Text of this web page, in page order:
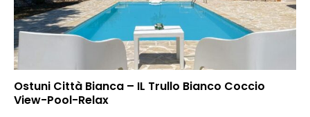
Ostuni Città Bianca – IL Trullo Bianco Coccio
View-Pool-Relax